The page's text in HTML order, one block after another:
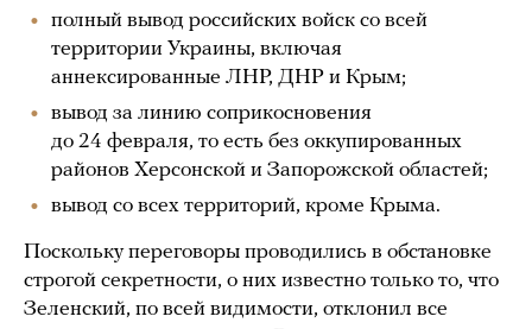
полный вывод российских войск со всей
территории Украины, включая
аннексированные ЛНР, ДНР и Крым;
вывод за линию соприкосновения
до 24 февраля, то есть без оккупированных
районов Херсонской и Запорожской областей;
вывод со всех территорий, кроме Крыма.
Поскольку переговоры проводились в обстановке
строгой секретности, о них известно только то, что
Зеленский, по всей видимости, отклонил все